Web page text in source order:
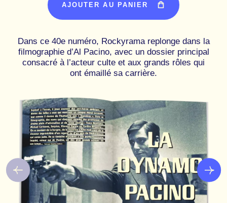
AJOUTER AU PANIER
Dans ce 40e numéro, Rockyrama replonge dans la
filmographie d’Al Pacino, avec un dossier principal
consacré à l’acteur culte et aux grands rôles qui
ont émaillé sa carrière.